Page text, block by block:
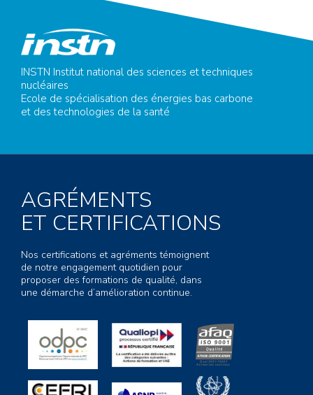
INSTN Institut national des sciences et techniques
nucléaires
Ecole de spécialisation des énergies bas carbone
et des technologies de la santé
AGRÉMENTS
ET CERTIFICATIONS
Nos certifications et agréments témoignent
de notre engagement quotidien pour
proposer des formations de qualité, dans
une démarche d’amélioration continue.